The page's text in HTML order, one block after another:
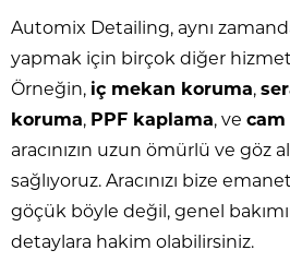
Automix Detailing, aynı zamanda
yapmak için birçok diğer
Örneğin, iç mekan koruma,
koruma, PPF kaplama, ve
aracınızın uzun ömürlü ve göz
sağlıyoruz. Aracınızı bize
göçük böyle değil, genel
detaylara hakim olabilirsiniz.